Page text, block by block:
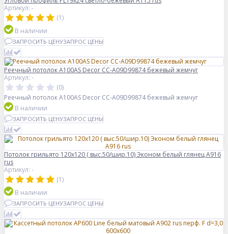
Артикул: -
(1)
В наличии
ЗАПРОСИТЬ ЦЕНУЗАПРОС ЦЕНЫ
Реечный потолок A100AS Decor СС-А09D99874 бежевый жемчуг
Артикул: -
(0)
Реечный потолок A100AS Decor СС-А09D99874 бежевый жемчуг
В наличии
ЗАПРОСИТЬ ЦЕНУЗАПРОС ЦЕНЫ
Потолок грильято 120х120 ( выс.50/шир.10) Эконом белый глянец А916
rus
Артикул: -
(1)
В наличии
ЗАПРОСИТЬ ЦЕНУЗАПРОС ЦЕНЫ